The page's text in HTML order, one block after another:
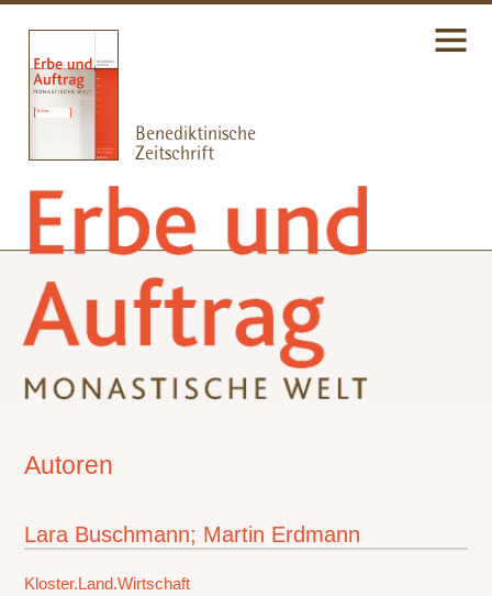
Autoren
Lara Buschmann; Martin Erdmann
Kloster.Land.Wirtschaft